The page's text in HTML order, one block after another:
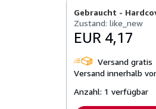
Gebraucht -
Zustand: like_new
EUR 4,17
Versand gratis
Versand innerhalb
Anzahl: 1 verfügbar